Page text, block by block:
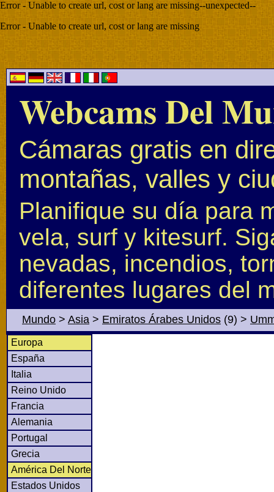
Error - Unable to create url, cost or lang are missing--unexpected--
Error - Unable to create url, cost or lang are missing
Webcams Del
Cámaras gratis en
montañas, valles y
Planifique su día para
vela, surf y kitesurf.
nevadas, incendios,
diferentes lugares del
Mundo > Asia > Emiratos Árabes Unidos (9) >
Europa
España
Italia
Reino Unido
Francia
Alemania
Portugal
Grecia
América Del Norte
Estados Unidos